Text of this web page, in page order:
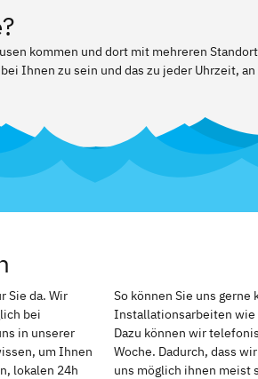
kommen und dort mit mehreren
Ihnen zu sein und das zu jeder Uhrzeit,
Sie da. Wir
bei
in unserer
um Ihnen
lokalen 24h
So können Sie uns
Installationsarbeiten wie
Dazu können wir
Woche. Dadurch, dass
uns möglich ihnen meist